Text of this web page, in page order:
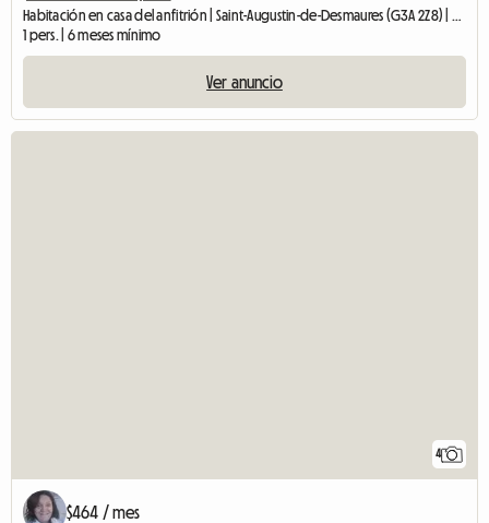
1 pers. | 6 meses mínimo
Ver anuncio
4
$464 / mes